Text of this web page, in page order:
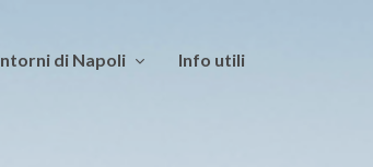
di Napoli Info utili